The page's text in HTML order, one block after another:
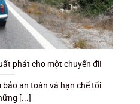
phát cho một chuyến đi!
bảo an toàn và hạn chế tối
[...]